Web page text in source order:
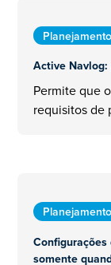
Active
Permite que
requisitos de
somente